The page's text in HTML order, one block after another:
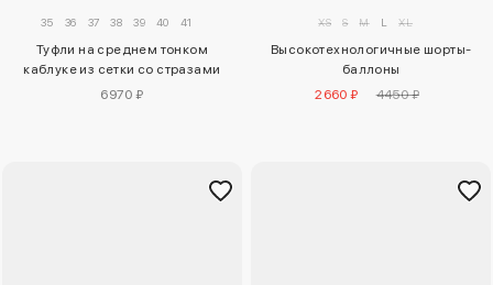
35 36 37 38 39 40 41
Туфли на среднем тонком
каблуке из сетки со стразами
6970 ₽
XS S M L XL
Высокотехнологичные шорты-
баллоны
2660 ₽
4450 ₽